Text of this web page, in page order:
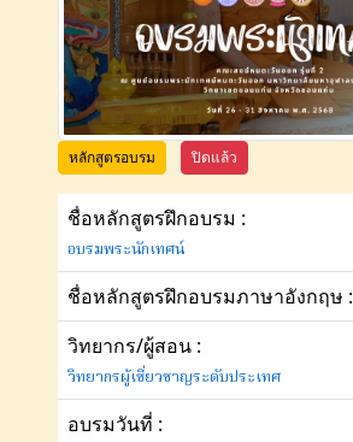
หลักสูตรอบรม ปิดแล้ว
ชื่อหลักสูตรฝึกอบรม :
อบรมพระนักเทศน์
ชื่อหลักสูตรฝึกอบรมภาษาอังกฤษ :
วิทยากร/ผู้สอน :
วิทยากรผู้เชี่ยวชาญระดับประเทศ
อบรมวันที่ :